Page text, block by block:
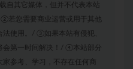
自其它媒体，但并不代表本站
若您需要商业运营或用于其他
法使用。/ ③如果本站有侵犯、
会第一时间解决！/ ④本站部分
参考、学习，不存在任何商